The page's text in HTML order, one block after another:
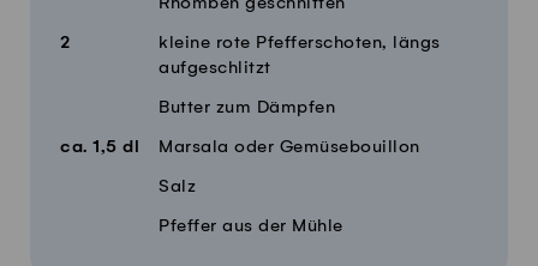
2
kleine rote Pfefferschoten, längs
aufgeschlitzt
Butter zum Dämpfen
ca. 1,5 dl Marsala oder Gemüsebouillon
Salz
Pfeffer aus der Mühle